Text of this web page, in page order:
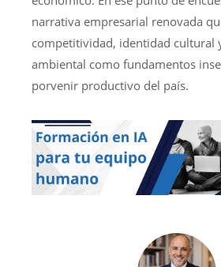
narrativa empresarial renovada
competitividad, identidad cultural
ambiental como fundamentos
porvenir productivo del país.